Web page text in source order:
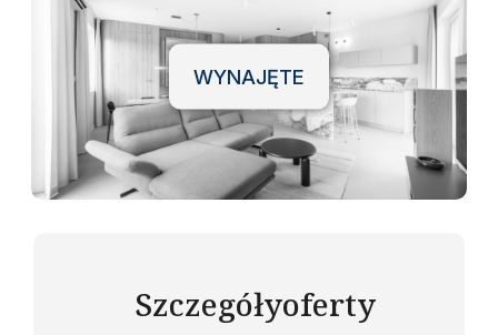
WYNAJĘTE
Szczegółyoferty